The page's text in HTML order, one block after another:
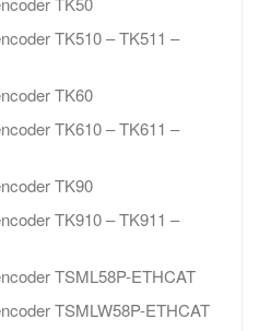
TK510 – TK511 –
TK60
TK610 – TK611 –
TK90
TK910 – TK911 –
TSML58P-ETHCAT
TSMLW58P-ETHCAT